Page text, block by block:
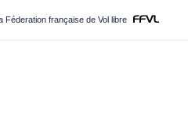
Féderation française de Vol libre